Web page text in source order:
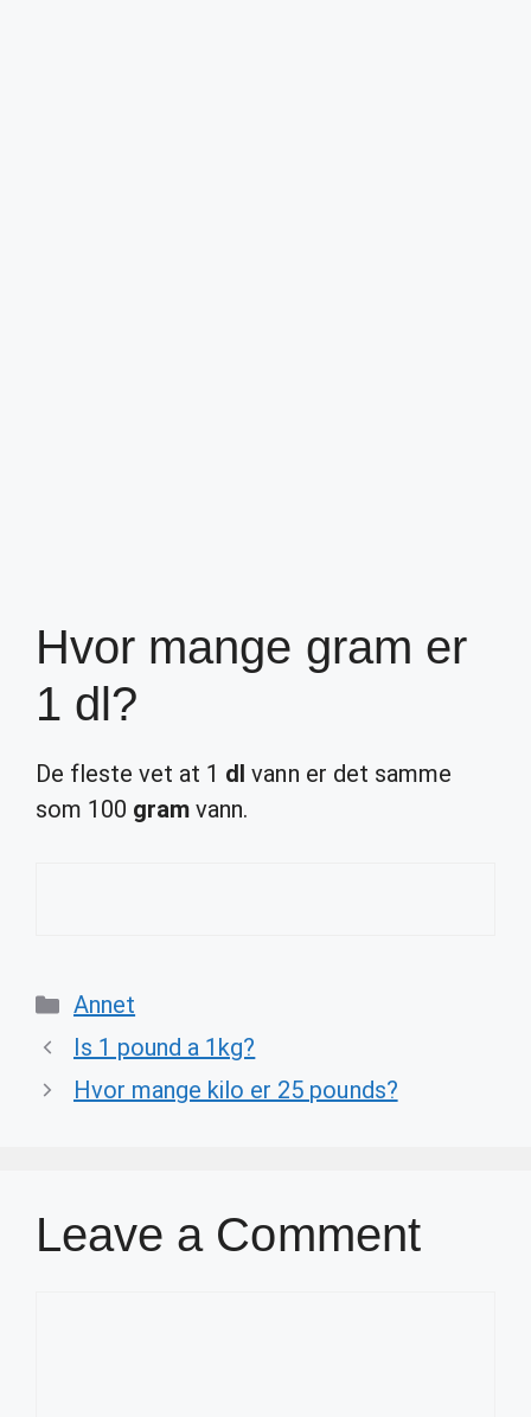
Hvor mange gram er
1 dl?
De fleste vet at 1 dl vann er det samme
som 100 gram vann.
Categories
Annet
Is 1 pound a 1kg?
Hvor mange kilo er 25 pounds?
Leave a Comment